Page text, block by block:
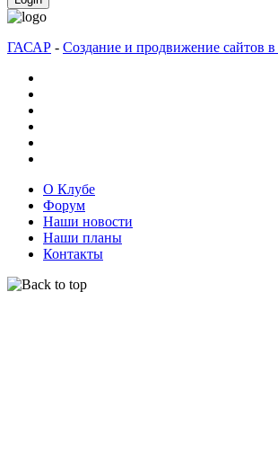
ГАСАР - Создание и продвижение сайтов
О Клубе
Форум
Наши новости
Наши планы
Контакты